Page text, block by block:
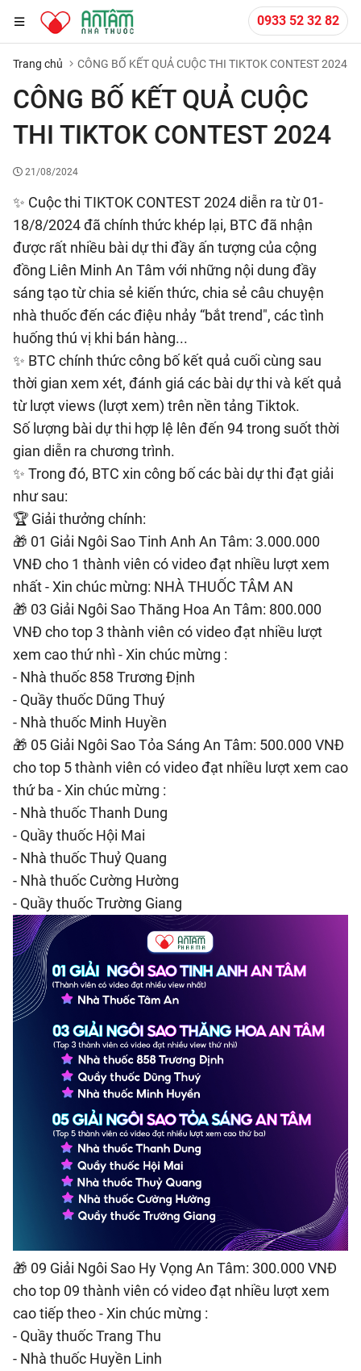
0933 52 32 82
Trang chủ CÔNG BỐ KẾT QUẢ CUỘC THI TIKTOK CONTEST 2024
CÔNG BỐ KẾT QUẢ CUỘC
THI TIKTOK CONTEST 2024
21/08/2024
✨ Cuộc thi TIKTOK CONTEST 2024 diễn ra từ 01-
18/8/2024 đã chính thức khép lại, BTC đã nhận
được rất nhiều bài dự thi đầy ấn tượng của cộng
đồng Liên Minh An Tâm với những nội dung đầy
sáng tạo từ chia sẻ kiến thức, chia sẻ câu chuyện
nhà thuốc đến các điệu nhảy “bắt trend", các tình
huống thú vị khi bán hàng...
✨ BTC chính thức công bố kết quả cuối cùng sau
thời gian xem xét, đánh giá các bài dự thi và kết quả
từ lượt views (lượt xem) trên nền tảng Tiktok.
Số lượng bài dự thi hợp lệ lên đến 94 trong suốt thời
gian diễn ra chương trình.
✨ Trong đó, BTC xin công bố các bài dự thi đạt giải
như sau:
️🏆 Giải thưởng chính:
🎁 01 Giải Ngôi Sao Tinh Anh An Tâm: 3.000.000
VNĐ cho 1 thành viên có video đạt nhiều lượt xem
nhất - Xin chúc mừng: NHÀ THUỐC TÂM AN
🎁 03 Giải Ngôi Sao Thăng Hoa An Tâm: 800.000
VNĐ cho top 3 thành viên có video đạt nhiều lượt
xem cao thứ nhì - Xin chúc mừng :
- Nhà thuốc 858 Trương Định
- Quầy thuốc Dũng Thuý
- Nhà thuốc Minh Huyền
🎁 05 Giải Ngôi Sao Tỏa Sáng An Tâm: 500.000 VNĐ
cho top 5 thành viên có video đạt nhiều lượt xem cao
thứ ba - Xin chúc mừng :
- Nhà thuốc Thanh Dung
- Quầy thuốc Hội Mai
- Nhà thuốc Thuỷ Quang
- Nhà thuốc Cường Hường
- Quầy thuốc Trường Giang
🎁 09 Giải Ngôi Sao Hy Vọng An Tâm: 300.000 VNĐ
cho top 09 thành viên có video đạt nhiều lượt xem
cao tiếp theo - Xin chúc mừng :
- Quầy thuốc Trang Thu
- Nhà thuốc Huyền Linh